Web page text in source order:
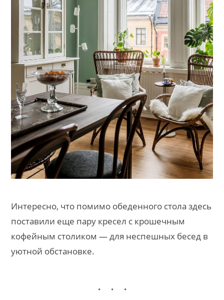
Интересно, что помимо обеденного стола здесь
поставили еще пару кресел с крошечным
кофейным столиком — для неспешных бесед в
уютной обстановке.